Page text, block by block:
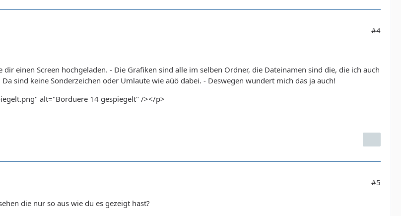
#4
dir einen Screen hochgeladen. - Die Grafiken sind alle im selben Ordner, die Dateinamen sind die, die ich auch
sind keine Sonderzeichen oder Umlaute wie aüö dabei. - Deswegen wundert mich das ja auch!
alt="Borduere 14 gespiegelt" /></p>
#5
die nur so aus wie du es gezeigt hast?